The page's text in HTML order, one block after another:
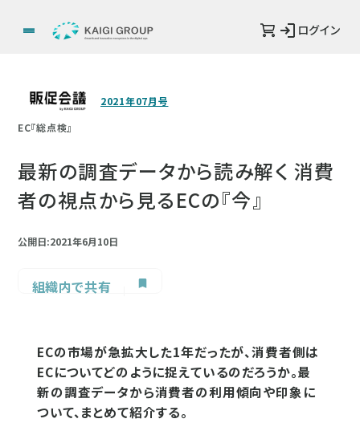
ログイン
2021年07月号
EC『総点検』
最新の調査データから読み解く 消費
者の視点から見るECの『今』
公開日:2021年6月10日
組織内で共有
ECの市場が急拡大した1年だったが、消費者側は
ECについてどのように捉えているのだろうか。最
新の調査データから消費者の利用傾向や印象に
ついて、まとめて紹介する。